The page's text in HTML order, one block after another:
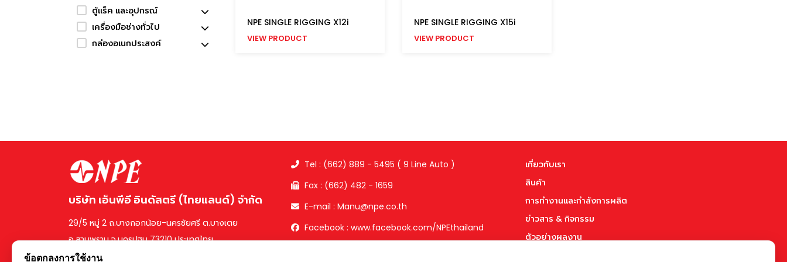
ตู้แร็ค และอุปกรณ์
เครื่องมือช่างทั่วไป
กล่องอเนกประสงค์
NPE SINGLE RIGGING X12i
VIEW PRODUCT
NPE SINGLE RIGGING X15i
VIEW PRODUCT
บริษัท เอ็นพีอี อินดัสตรี (ไทยแลนด์) จำกัด
29/5 หมู่ 2 ถ.บางกอกน้อย-นครชัยศรี ต.บางเตย
อ.สามพราน จ.นครปฐม 73210 ประเทศไทย
Tel : (662) 889 - 5495 ( 9 Line Auto )
Fax : (662) 482 - 1659
E-mail : Manu@npe.co.th
Facebook : www.facebook.com/NPEthailand
เกี่ยวกับเรา
สินค้า
การทำงานและกำลังการผลิต
ข่าวสาร & กิจกรรม
ตัวอย่างผลงาน
ข้อตกลงการใช้งาน